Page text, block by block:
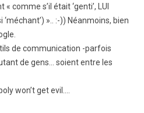
comme s’il était ‘genti’, LUI
».. :-)) Néanmoins, bien
de communication -parfois
de gens… soient entre les
won’t get evil….